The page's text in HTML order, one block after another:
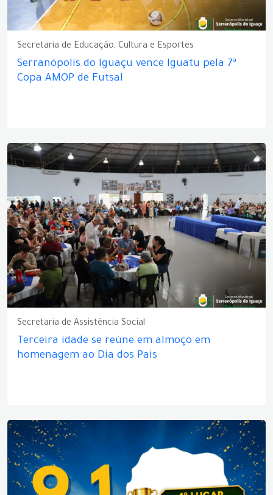
Secretaria de Educação, Cultura e Esportes
Serranópolis do Iguaçu vence Iguatu pela 7ª
Copa AMOP de Futsal
Secretaria de Assistência Social
Terceira idade se reúne em almoço em
homenagem ao Dia dos Pais